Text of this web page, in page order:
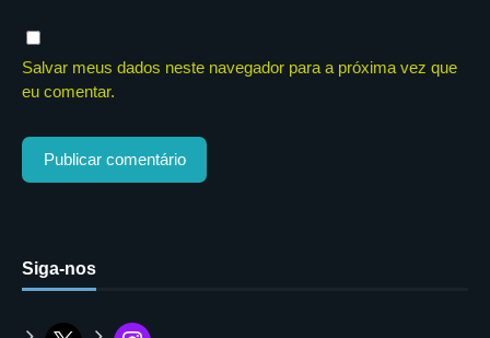
Salvar meus dados neste navegador para a próxima vez que
eu comentar.
Siga-nos